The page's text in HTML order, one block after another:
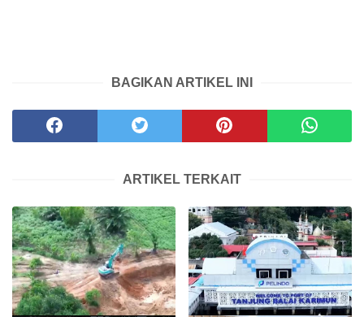
BAGIKAN ARTIKEL INI
ARTIKEL TERKAIT